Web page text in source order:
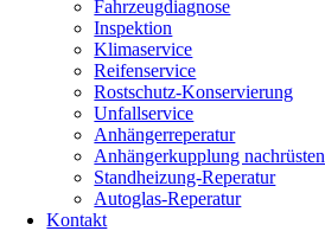
Fahrzeugdiagnose
Inspektion
Klimaservice
Reifenservice
Rostschutz-Konservierung
Unfallservice
Anhängerreperatur
Anhängerkupplung nachrüsten
Standheizung-Reperatur
Autoglas-Reperatur
Kontakt